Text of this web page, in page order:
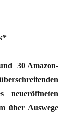
30 Amazon-
über Auswege